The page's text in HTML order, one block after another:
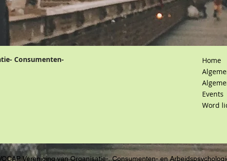
Consumenten-
Home
Events
Word
Vereniging van Organisatie-, Consumenten- en